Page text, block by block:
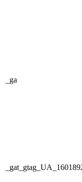
_ga